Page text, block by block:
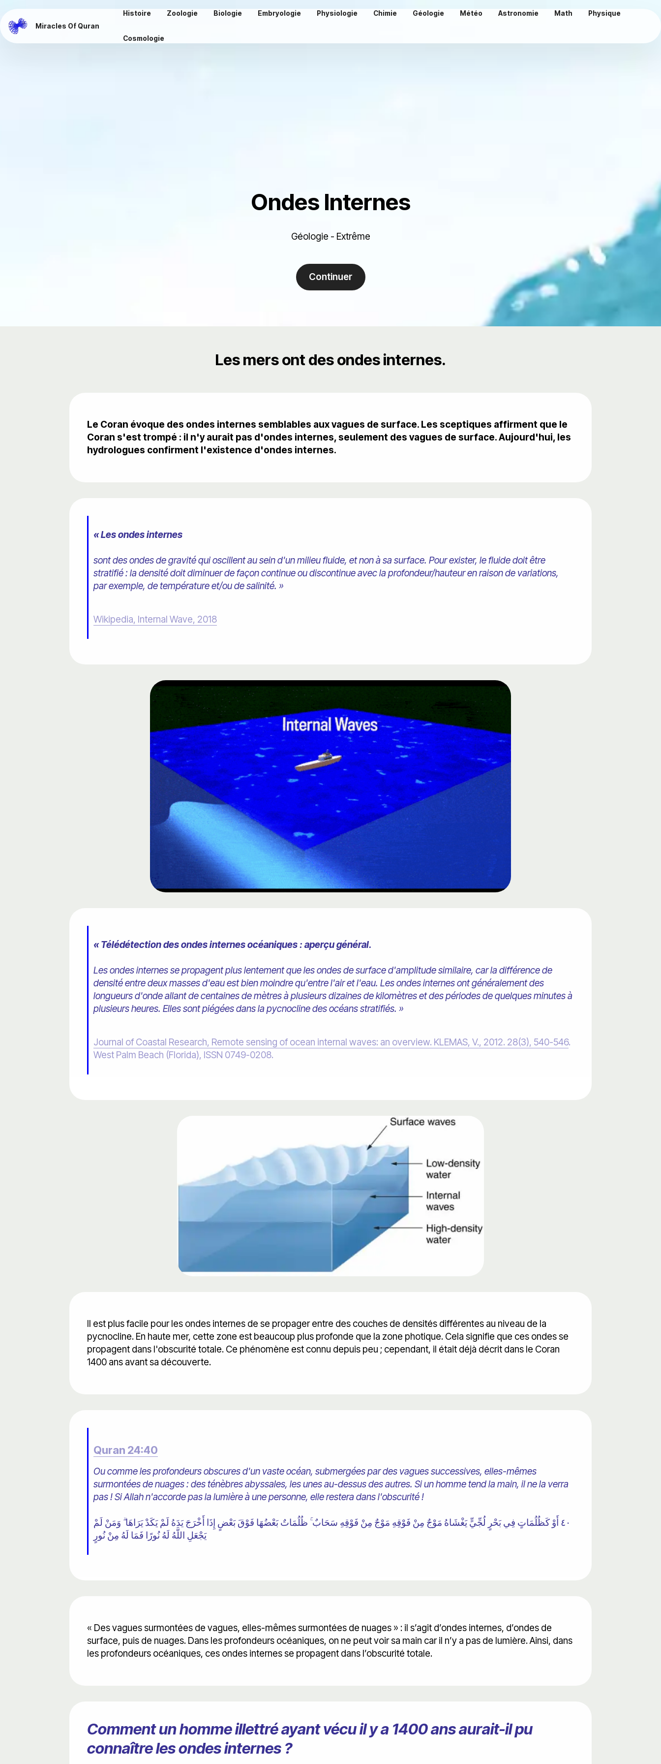
Miracles Of Quran
Histoire Zoologie Biologie Embryologie Physiologie Chimie Géologie Météo Astronomie Math Physique
Cosmologie
Ondes Internes
Géologie - Extrême
Continuer
Les mers ont des ondes internes.
Le Coran évoque des ondes internes semblables aux vagues de surface. Les sceptiques affirment que le
Coran s'est trompé : il n'y aurait pas d'ondes internes, seulement des vagues de surface. Aujourd'hui, les
hydrologues confirment l'existence d'ondes internes.
« Les ondes internes
sont des ondes de gravité qui oscillent au sein d'un milieu fluide, et non à sa surface. Pour exister, le fluide doit être
stratifié : la densité doit diminuer de façon continue ou discontinue avec la profondeur/hauteur en raison de variations,
par exemple, de température et/ou de salinité. »
Wikipedia, Internal Wave, 2018
« Télédétection des ondes internes océaniques : aperçu général.
Les ondes internes se propagent plus lentement que les ondes de surface d'amplitude similaire, car la différence de
densité entre deux masses d'eau est bien moindre qu'entre l'air et l'eau. Les ondes internes ont généralement des
longueurs d'onde allant de centaines de mètres à plusieurs dizaines de kilomètres et des périodes de quelques minutes à
plusieurs heures. Elles sont piégées dans la pycnocline des océans stratifiés. »
Journal of Coastal Research, Remote sensing of ocean internal waves: an overview. KLEMAS, V., 2012. 28(3), 540-546.
West Palm Beach (Florida), ISSN 0749-0208.
Il est plus facile pour les ondes internes de se propager entre des couches de densités différentes au niveau de la
pycnocline. En haute mer, cette zone est beaucoup plus profonde que la zone photique. Cela signifie que ces ondes se
propagent dans l'obscurité totale. Ce phénomène est connu depuis peu ; cependant, il était déjà décrit dans le Coran
1400 ans avant sa découverte.
Quran 24:40
Ou comme les profondeurs obscures d'un vaste océan, submergées par des vagues successives, elles-mêmes
surmontées de nuages ​​: des ténèbres abyssales, les unes au-dessus des autres. Si un homme tend la main, il ne la verra
pas ! Si Allah n'accorde pas la lumière à une personne, elle restera dans l'obscurité !
٤٠ أَوْ كَظُلُمَاتٍ فِي بَحْرٍ لُجِّيٍّ يَغْشَاهُ مَوْجٌ مِنْ فَوْقِهِ مَوْجٌ مِنْ فَوْقِهِ سَحَابٌ ۚ ظُلُمَاتٌ بَعْضُهَا فَوْقَ بَعْضٍ إِذَا أَخْرَجَ يَدَهُ لَمْ يَكَدْ يَرَاهَا ۗ وَمَنْ لَمْ
يَجْعَلِ اللَّهُ لَهُ نُورًا فَمَا لَهُ مِنْ نُورٍ
« Des vagues surmontées de vagues, elles-mêmes surmontées de nuages » : il s’agit d’ondes internes, d’ondes de
surface, puis de nuages. Dans les profondeurs océaniques, on ne peut voir sa main car il n’y a pas de lumière. Ainsi, dans
les profondeurs océaniques, ces ondes internes se propagent dans l’obscurité totale.
Comment un homme illettré ayant vécu il y a 1400 ans aurait-il pu
connaître les ondes internes ?